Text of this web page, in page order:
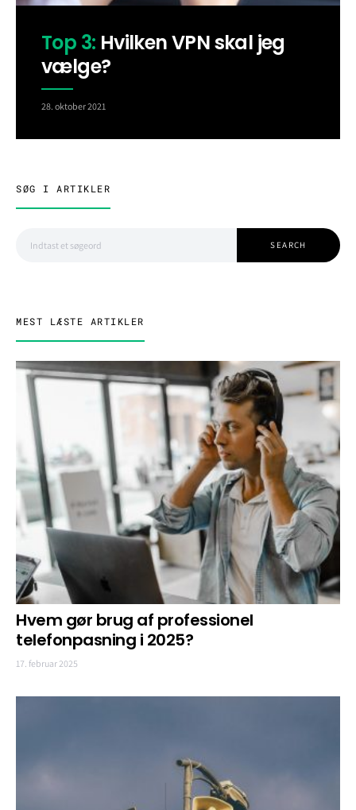
Top 3: Hvilken VPN skal jeg
vælge?
28. oktober 2021
SØG I ARTIKLER
SEARCH
MEST LÆSTE ARTIKLER
Hvem gør brug af professionel
telefonpasning i 2025?
17. februar 2025